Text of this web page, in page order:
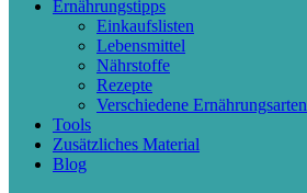
Ernährungstipps
Einkaufslisten
Lebensmittel
Nährstoffe
Rezepte
Verschiedene Ernährungsarten
Tools
Zusätzliches Material
Blog